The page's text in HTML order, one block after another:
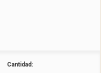
Cantidad: